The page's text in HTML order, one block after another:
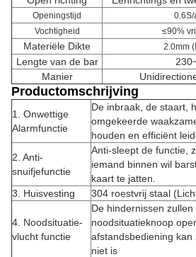
Openingstijd
0.6S/
Vochtigheid
≤90%
Materiële Dikte 2.0mm (
Lengte van de bar
Manier
Productomschrijving
1. Onwettige
Alarmfunctie
De inbraak, de staart,
omgekeerde
houden en efficiënt
2. Anti-
snuifjefunctie
Anti-sleept de functie,
iemand binnen wil
kaart te jatten.
3. Huisvesting
304 roestvrij staal
4. Noodsituatie-
vlucht functie
De hindernissen
noodsituatieknoop
afstandsbediening
niet is